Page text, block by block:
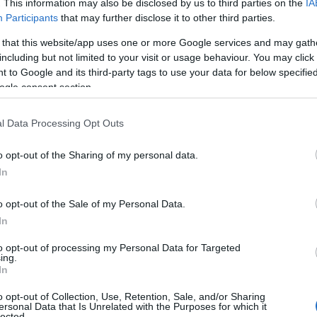
This information may also be disclosed by us to third parties on the
Participants that may further disclose it to other third parties.
that this website/app uses one or more Google services and may
but not limited to your visit or usage behaviour. You may
to Google and its third-party tags to use your data for below
consent section.
Data Processing Opt Outs
opt-out of the Sharing of my personal data.
opt-out of the Sale of my Personal Data.
opt-out of processing my Personal Data for Targeted
opt-out of Collection, Use, Retention, Sale, and/or Sharing
Data that Is Unrelated with the Purposes for which it
de trésorerie mensuel de8 500 $grâce à des
réalité pour Kelsey Porter, une agente immobilière
complexe de l’immobilier. En combinant des
une approche créative, elle a réussi à se
dix unités locativesen seulement quelques années.
d’une rencontre
en tant qu’agente en2018, après avoir été exposée
familiaux. Ce n’est qu’en aidant un jeune
les concepts de« house hacking » et de la
l’importance d’apprendre et de s’adapter à